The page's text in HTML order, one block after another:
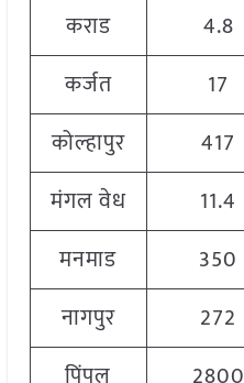
कराड
4.8
कर्जत
17
कोल्हापुर
417
मंगल वेध
11.4
मनमाड
350
नागपुर
272